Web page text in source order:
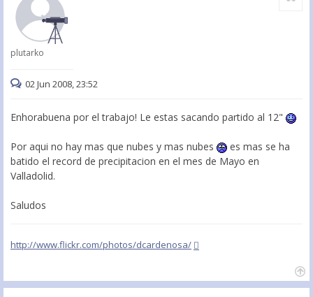
plutarko
02 Jun 2008, 23:52
Enhorabuena por el trabajo! Le estas sacando partido al 12"
Por aqui no hay mas que nubes y mas nubes
es mas se ha
batido el record de precipitacion en el mes de Mayo en
Valladolid.
Saludos
http://www.flickr.com/photos/dcardenosa/